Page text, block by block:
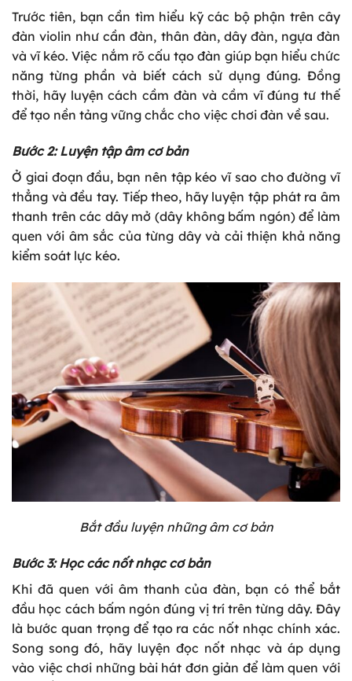
Trước tiên, bạn cần tìm hiểu kỹ các bộ phận trên cây
đàn violin như cần đàn, thân đàn, dây đàn, ngựa đàn
và vĩ kéo. Việc nắm rõ cấu tạo đàn giúp bạn hiểu chức
năng từng phần và biết cách sử dụng đúng. Đồng
thời, hãy luyện cách cầm đàn và cầm vĩ đúng tư thế
để tạo nền tảng vững chắc cho việc chơi đàn về sau.
Bước 2: Luyện tập âm cơ bản
Ở giai đoạn đầu, bạn nên tập kéo vĩ sao cho đường vĩ
thẳng và đều tay. Tiếp theo, hãy luyện tập phát ra âm
thanh trên các dây mở (dây không bấm ngón) để làm
quen với âm sắc của từng dây và cải thiện khả năng
kiểm soát lực kéo.
Bắt đầu luyện những âm cơ bản
Bước 3: Học các nốt nhạc cơ bản
Khi đã quen với âm thanh của đàn, bạn có thể bắt
đầu học cách bấm ngón đúng vị trí trên từng dây. Đây
là bước quan trọng để tạo ra các nốt nhạc chính xác.
Song song đó, hãy luyện đọc nốt nhạc và áp dụng
vào việc chơi những bài hát đơn giản để làm quen với